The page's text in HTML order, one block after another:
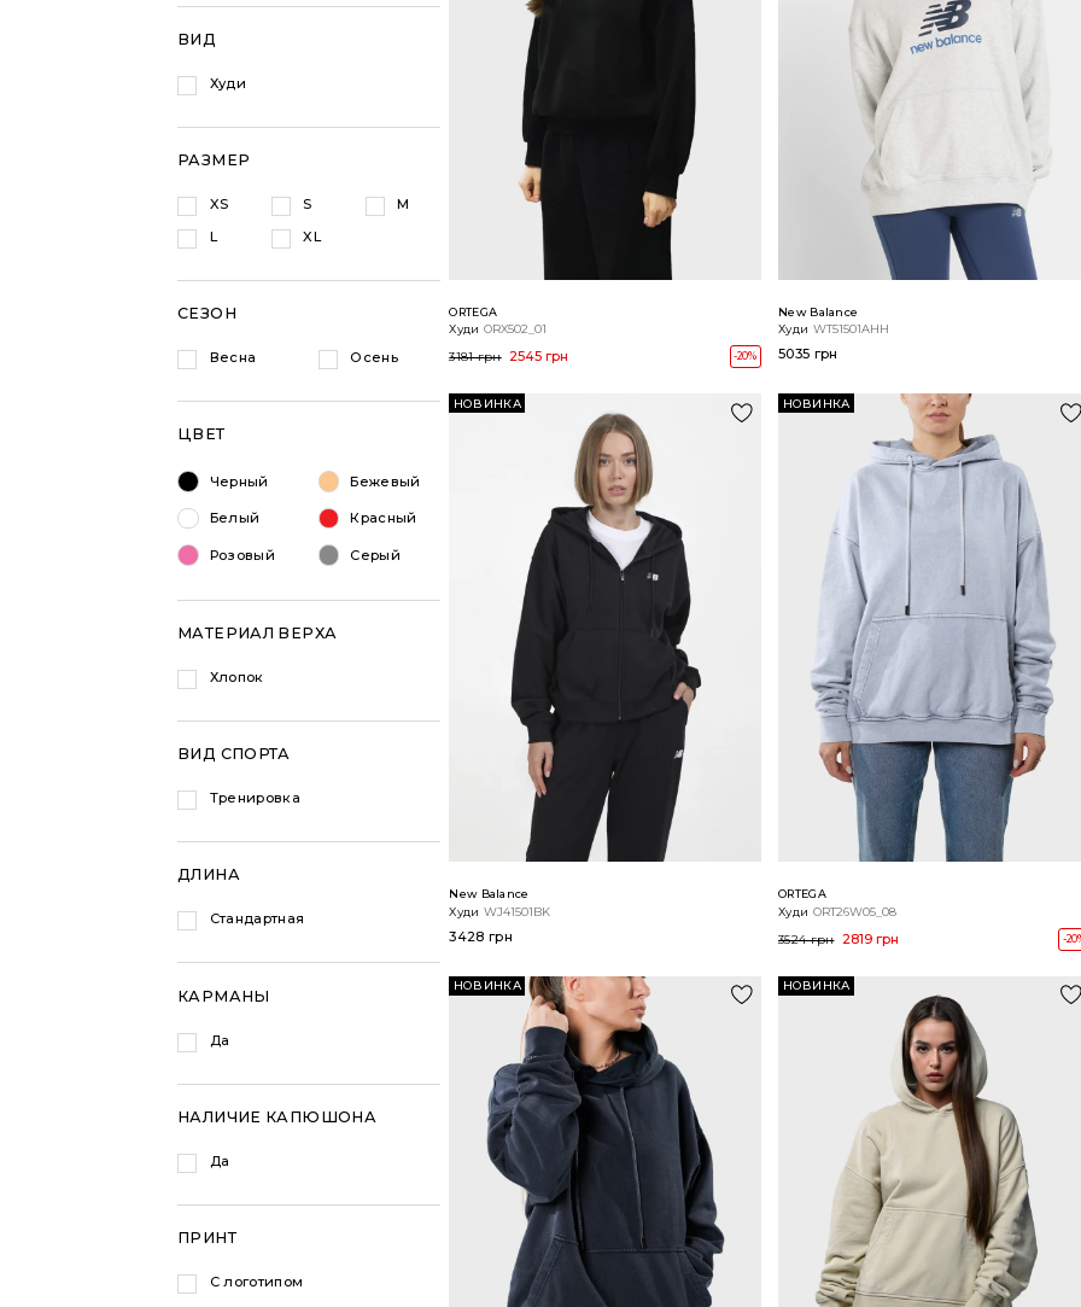
ВСЕ ТОВАРЫ
ВИД
Худи
РАЗМЕР
XS S
M
L
XL
СЕЗОН
Весна Осень
ЦВЕТ
Черный Бежевый
Белый Красный
Розовый Серый
МАТЕРИАЛ ВЕРХА
Хлопок
ВИД СПОРТА
Тренировка
ДЛИНА
Стандартная
КАРМАНЫ
Да
НАЛИЧИЕ КАПЮШОНА
Да
ПРИНТ
С логотипом
ORTEGA
Худи ORX502_01
3181 грн 2545 грн -20%
New Balance
Худи WT51501AHH
5035 грн
НОВИНКА
New Balance
Худи WJ41501BK
3428 грн
НОВИНКА
ORTEGA
Худи ORT26W05_08
3524 грн 2819 грн -
НОВИНКА НОВИНКА